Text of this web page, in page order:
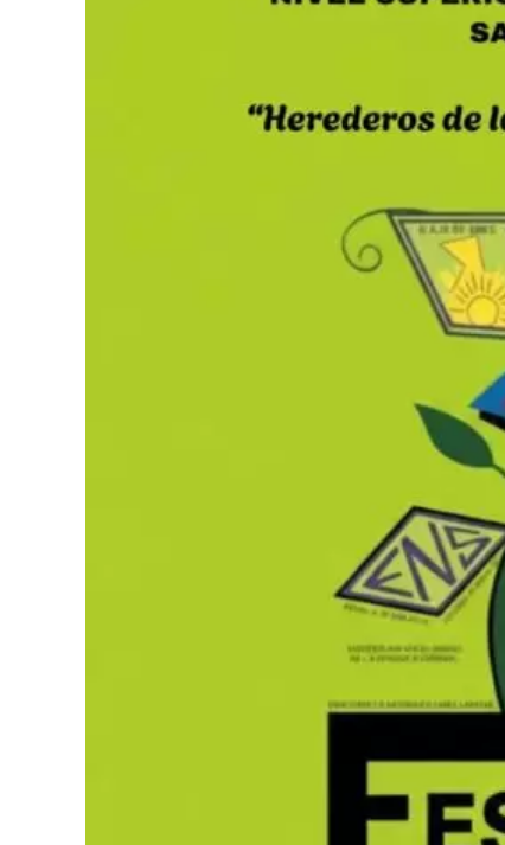
Evidencias de un impacto sobrenatural
Durante la primera jornada, celebrada
conmocionaron a todos. Personas que
ruedas y con muletas, una vez
físicas instantáneas. De acuerdo con los
personas que padecían severas patologías.
En este sentido, se logró visualizar que
colectiva se activó de tal manera que, al
diferentes problemas físicos, entre otros,
propia, consolidando recuperaciones
Un ministerio de alcance global
A propósito de este impacto, cabe
sentirse conmovido por el recibimiento en
sé con certeza que Dios se está moviendo
del planeta, cuyo templo central, el Glory